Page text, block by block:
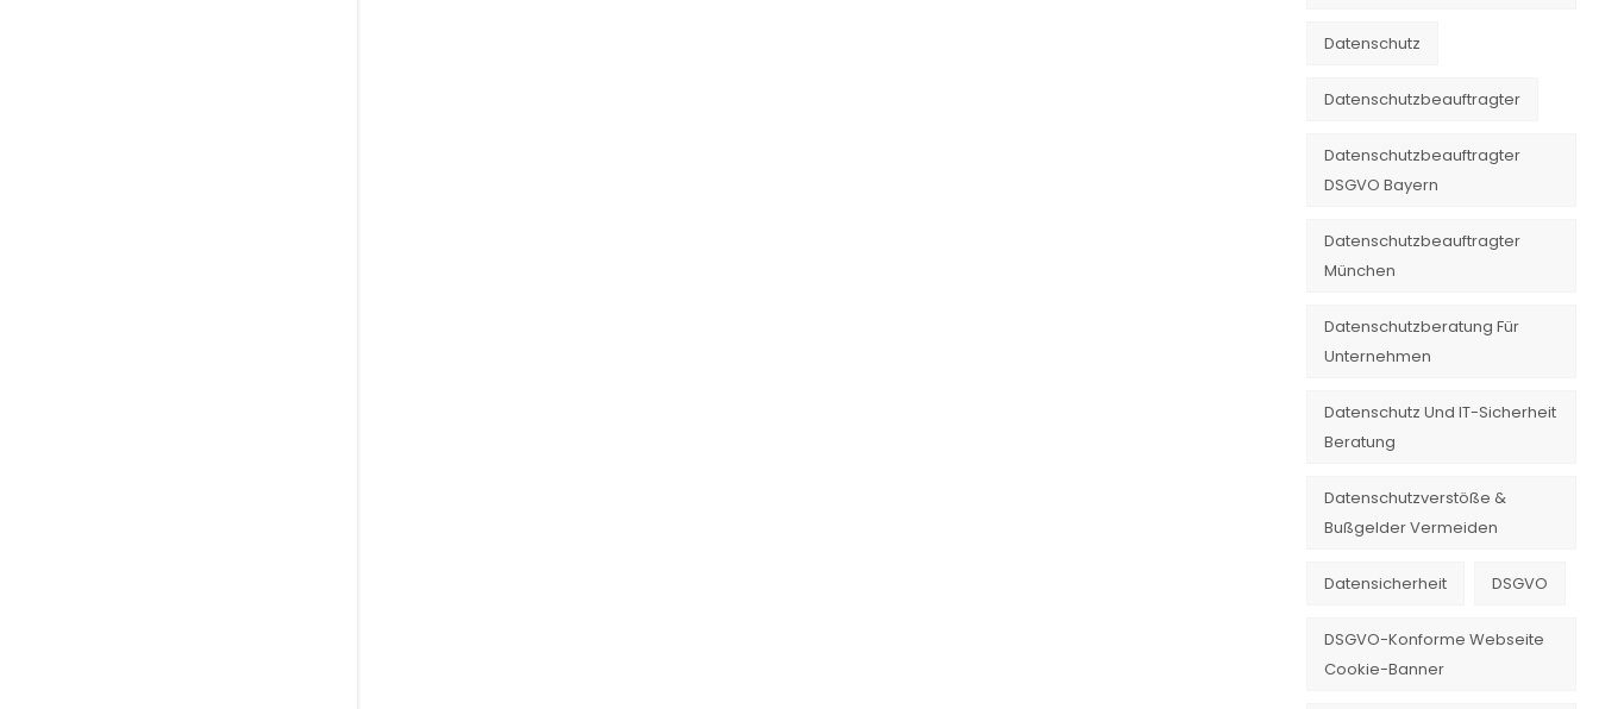
Datenschutz
Datenschutzbeauftragter
Datenschutzbeauftragter
DSGVO Bayern
Datenschutzbeauftragter
München
Datenschutzberatung Für
Unternehmen
Datenschutz Und IT-Sicherheit
Beratung
Datenschutzverstöße &
Bußgelder Vermeiden
Datensicherheit DSGVO
DSGVO-Konforme Webseite
Cookie-Banner